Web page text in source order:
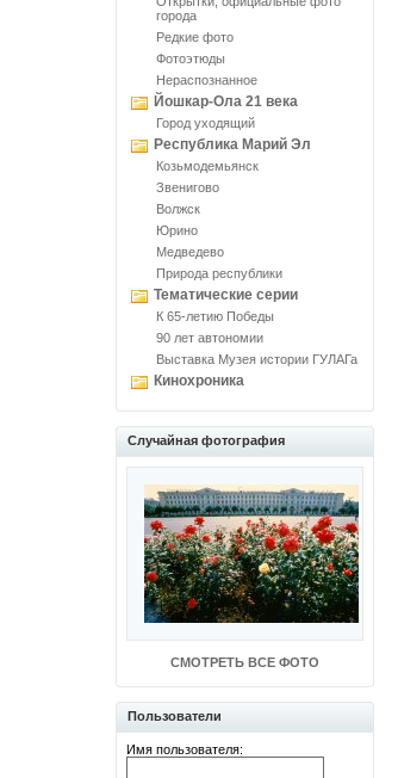
города
Редкие фото
Фотоэтюды
Нераспознанное
Йошкар-Ола 21 века
Город уходящий
Республика Марий Эл
Козьмодемьянск
Звенигово
Волжск
Юрино
Медведево
Природа республики
Тематические серии
К 65-летию Победы
90 лет автономии
Выставка Музея истории ГУЛАГа
Кинохроника
Случайная фотография
СМОТРЕТЬ ВСЕ ФОТО
Пользователи
Имя пользователя: